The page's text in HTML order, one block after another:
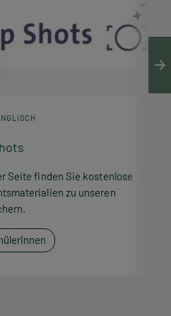
Seite finden Sie kostenlose
zu unseren